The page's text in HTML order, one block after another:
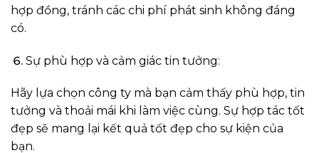
hợp đồng, tránh các chi phí phát sinh không đáng
có.
Sự phù hợp và cảm giác tin tưởng:
Hãy lựa chọn công ty mà bạn cảm thấy phù hợp, tin
tưởng và thoải mái khi làm việc cùng. Sự hợp tác tốt
đẹp sẽ mang lại kết quả tốt đẹp cho sự kiện của
bạn.